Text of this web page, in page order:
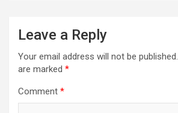
Leave a Reply
Your email address will not be published.
are marked *
Comment *